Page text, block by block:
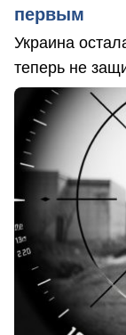
первым
Украина
теперь не